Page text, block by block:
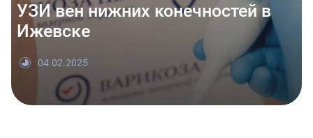
УЗИ вен нижних конечностей в
Ижевске
04.02.2025